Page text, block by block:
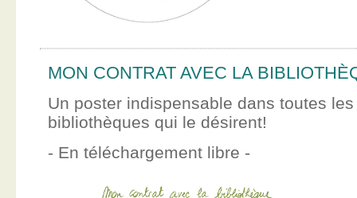
MON CONTRAT AVEC LA
Un poster indispensable dans toutes
bibliothèques qui le désirent!
- En téléchargement libre -